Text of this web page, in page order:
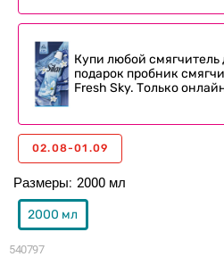
540797
Размеры 2000 мл
2000 мл
Купи любой смягчитель
подарок пробник
Fresh Sky. Только
02.08-01.09